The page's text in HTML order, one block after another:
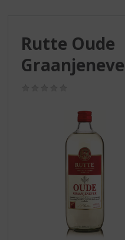
Rutte Oude